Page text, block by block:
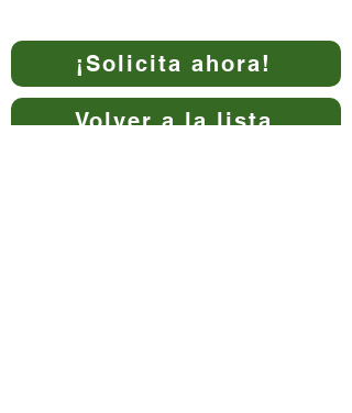
¡Solicita ahora!
Volver a la lista